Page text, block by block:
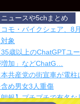
ニュースや5chまとめ
コモ・バイクシェア、
対象
35歳以上のChatGPTユ
加」などChatG…
本共産党の街宣車が電
含め男女3人重傷
報】プチプチで有名